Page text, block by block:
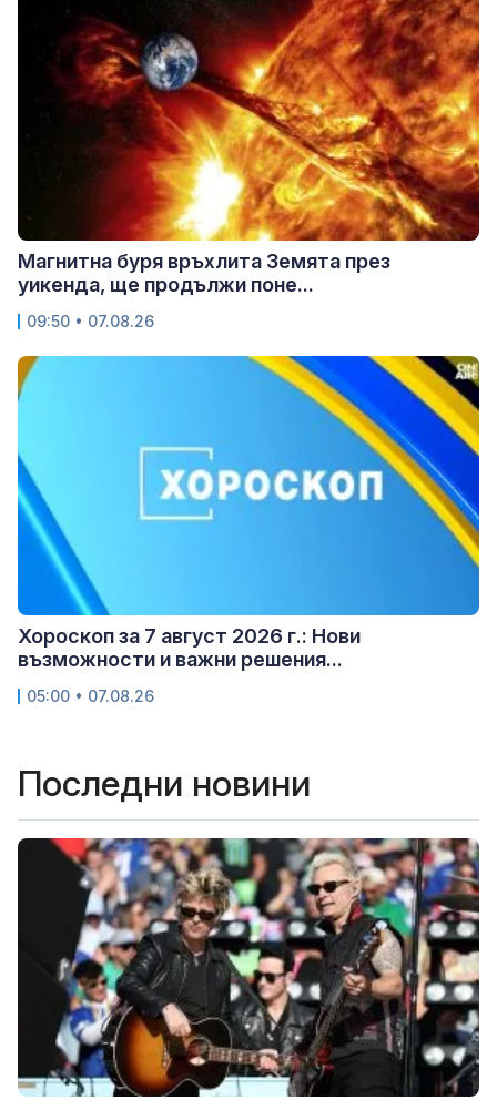
Магнитна буря връхлита Земята през
уикенда, ще продължи поне...
09:50 • 07.08.26
Хороскоп за 7 август 2026 г.: Нови
възможности и важни решения...
05:00 • 07.08.26
Последни новини